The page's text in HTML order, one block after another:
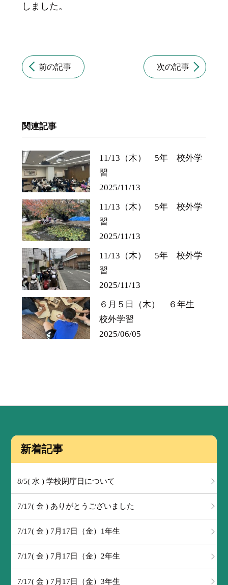
しました。
前の記事 次の記事
関連記事
11/13（木） 5年 校外学
習
2025/11/13
11/13（木） 5年 校外学
習
2025/11/13
11/13（木） 5年 校外学
習
2025/11/13
６月５日（木） ６年生
校外学習
2025/06/05
新着記事
8/5( 水 ) 学校閉庁日について
7/17( 金 ) ありがとうございました
7/17( 金 ) 7月17日（金）1年生
7/17( 金 ) 7月17日（金）2年生
7/17( 金 ) 7月17日（金）3年生